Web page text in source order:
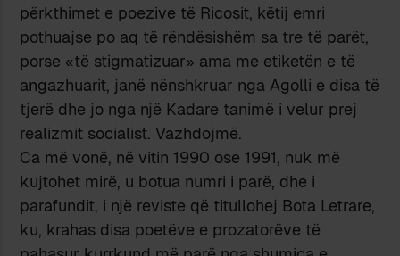
përkthimet e poezive të Ricosit, këtij emri
pothuajse po aq të rëndësishëm sa tre të parët,
porse «të stigmatizuar» ama me etiketën e të
angazhuarit, janë nënshkruar nga Agolli e disa të
tjerë dhe jo nga një Kadare tanimë i velur prej
realizmit socialist. Vazhdojmë.
Ca më vonë, në vitin 1990 ose 1991, nuk më
kujtohet mirë, u botua numri i parë, dhe i
parafundit, i një reviste që titullohej Bota Letrare,
ku, krahas disa poetëve e prozatorëve të